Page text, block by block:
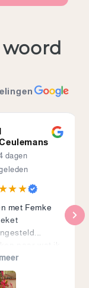
I
dagen
met Femke
naar wat ik
leuke ideeën.
blij met dit
boeket!